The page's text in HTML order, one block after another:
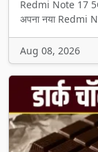
Redmi Note 17
अपना नया Redmi
Aug 08, 2026